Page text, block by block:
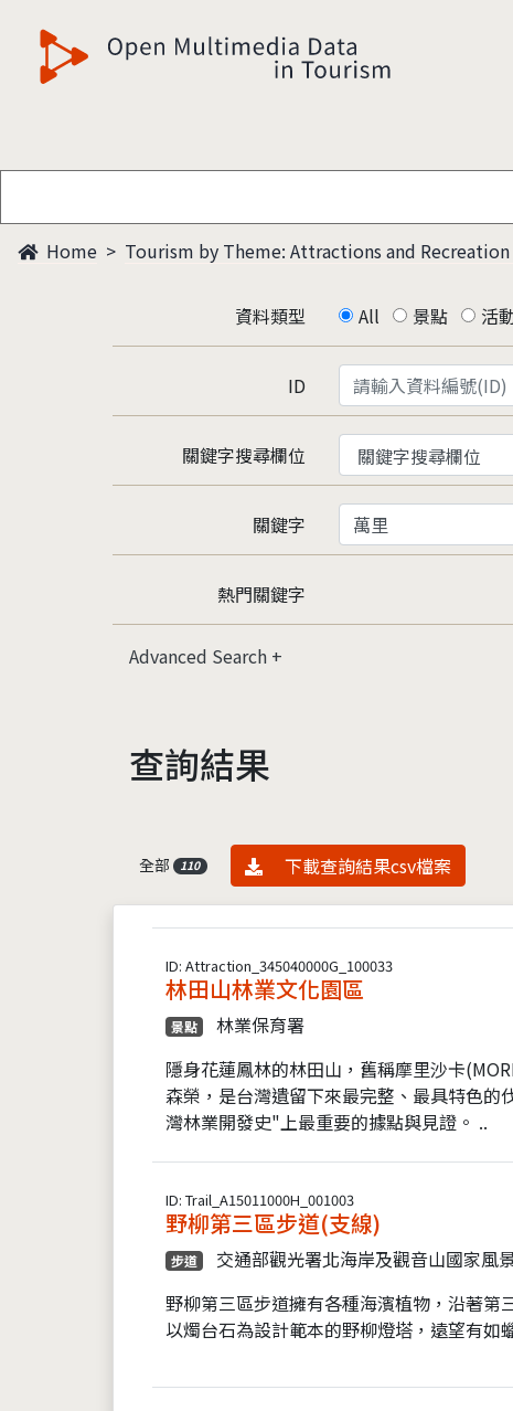
觀光多媒體開放資料
Home Tourism by Theme: Attractions and Recreation
資料類型 All 景點 活
ID
關鍵字搜尋欄位
關鍵字
熱門關鍵字
Advanced Search
查詢結果
全部 110 資料下載
下載查詢結果csv檔案
ID: Attraction_345040000G_100033
林田山林業文化園區
景點
林業保育署
隱身花蓮鳳林的林田山，舊稱摩里沙卡
森榮，是台灣遺留下來最完整、最具特色
灣林業開發史"上最重要的據點與見證。 ..
ID: Trail_A15011000H_001003
野柳第三區步道(支線)
步道
交通部觀光署北海岸及觀音山國家風
野柳第三區步道擁有各種海濱植物，沿著第
以燭台石為設計範本的野柳燈塔，遠望有如